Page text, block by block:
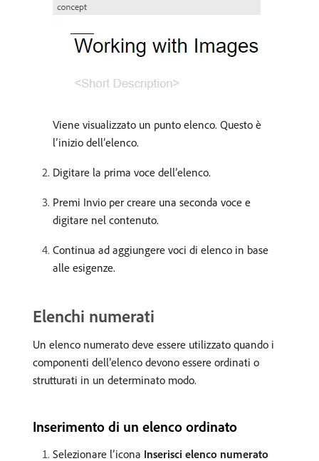
Viene visualizzato un punto elenco. Questo è
l’inizio dell’elenco.
Digitare la prima voce dell’elenco.
Premi Invio per creare una seconda voce e
digitare nel contenuto.
Continua ad aggiungere voci di elenco in base
alle esigenze.
Elenchi numerati
Un elenco numerato deve essere utilizzato quando i
componenti dell’elenco devono essere ordinati o
strutturati in un determinato modo.
Inserimento di un elenco ordinato
Selezionare l’icona Inserisci elenco numerato